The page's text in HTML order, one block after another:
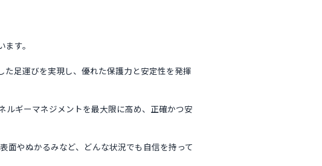
す。
足運びを実現し、優れた保護力と安定性を発揮
ギーマネジメントを最大限に高め、正確かつ安
面やぬかるみなど、どんな状況でも自信を持って